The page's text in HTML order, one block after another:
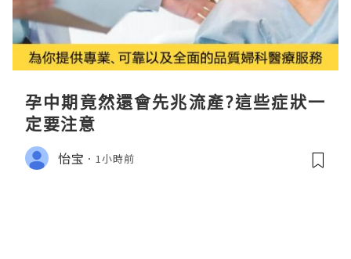
孕中期竟然還會先兆流產?這些症狀一
定要注意
怡宝 1小時前